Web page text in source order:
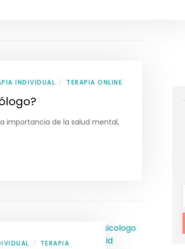
INDIVIDUAL / TERAPIA ONLINE
importancia de la salud mental,
/
TERAPIA